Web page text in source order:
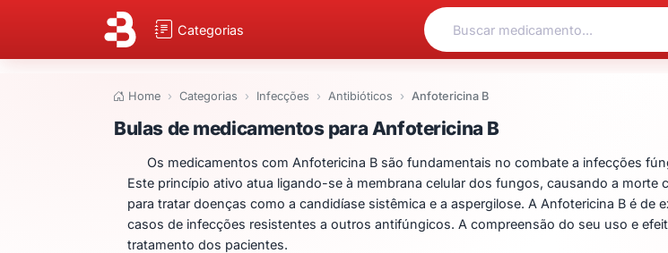
Categorias
Home Categorias Infecções Antibióticos Anfotericina B
Bulas de medicamentos para
Bulas de medicamentos para Anfotericina B
Os medicamentos com Anfotericina B são fundamentais no combate a infecções
Este princípio ativo atua ligando-se à membrana celular dos fungos, causando a morte
para tratar doenças como a candidíase sistêmica e a aspergilose. A Anfotericina B é
casos de infecções resistentes a outros antifúngicos. A compreensão do seu uso e
tratamento dos pacientes.